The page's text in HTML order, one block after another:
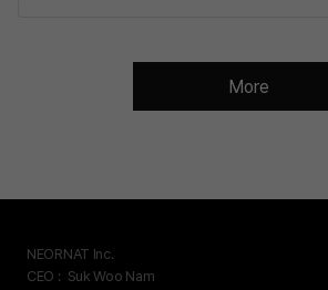
More
NEORNAT Inc.
CEO : Suk Woo Nam